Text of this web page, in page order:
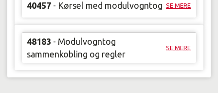
40457 - Kørsel med modulvogntog SE MERE
48183 - Modulvogntog
sammenkobling og regler
SE MERE